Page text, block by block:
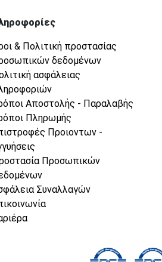
& Πολιτική προστασίας
δεδομένων
ασφάλειας
Αποστολής - Παραλαβής
Πληρωμής
Προιοντων -
Προσωπικών
Συναλλαγών